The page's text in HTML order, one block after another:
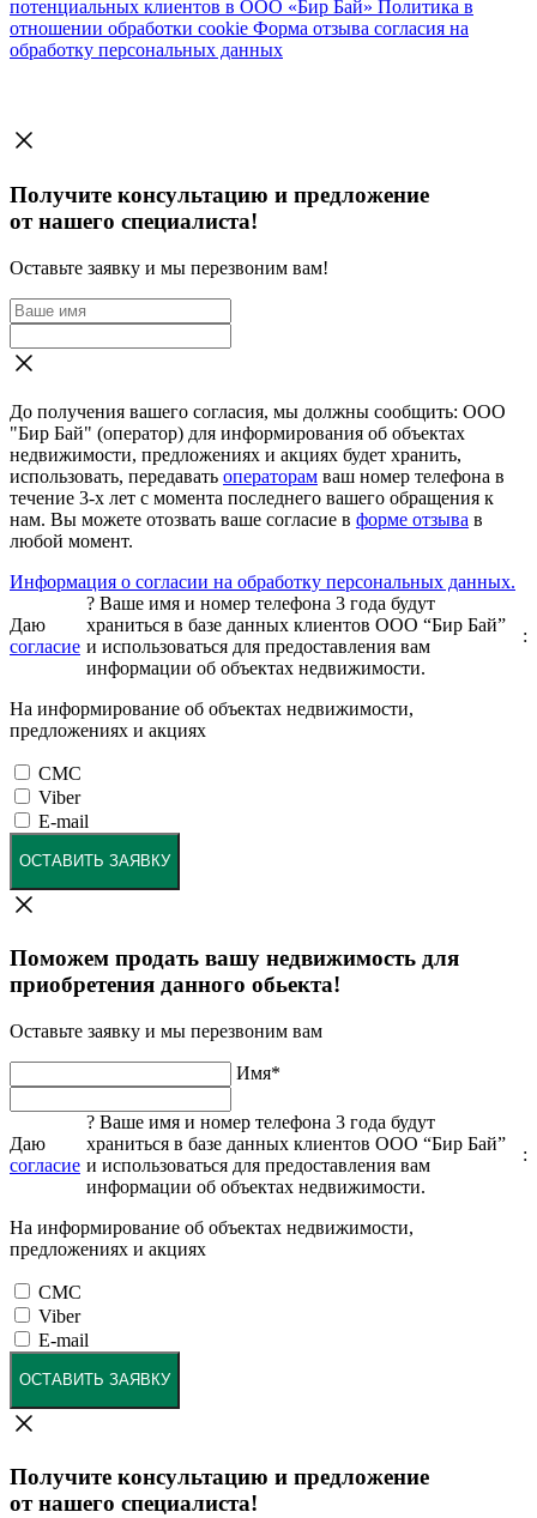
потенциальных клиентов в ООО «Бир Бай» Политика в
отношении обработки cookie Форма отзыва согласия на
обработку персональных данных
Получите консультацию и предложение
от нашего специалиста!
Оставьте заявку и мы перезвоним вам!
До получения вашего согласия, мы должны сообщить: ООО
"Бир Бай" (оператор) для информирования об объектах
недвижимости, предложениях и акциях будет хранить,
использовать, передавать операторам ваш номер телефона в
течение 3-х лет с момента последнего вашего обращения к
нам. Вы можете отозвать ваше согласие в форме отзыва в
любой момент.
Информация о согласии на обработку персональных данных.
Даю
согласие
? Ваше имя и номер телефона 3 года будут
храниться в базе данных клиентов ООО “Бир Бай”
и использоваться для предоставления вам
информации об объектах недвижимости.
:
На информирование об объектах недвижимости,
предложениях и акциях
СМС
Viber
E-mail
ОСТАВИТЬ ЗАЯВКУ
Поможем продать вашу недвижимость для
приобретения данного обьекта!
Оставьте заявку и мы перезвоним вам
Имя*
Даю
согласие
? Ваше имя и номер телефона 3 года будут
храниться в базе данных клиентов ООО “Бир Бай”
и использоваться для предоставления вам
информации об объектах недвижимости.
:
На информирование об объектах недвижимости,
предложениях и акциях
СМС
Viber
E-mail
ОСТАВИТЬ ЗАЯВКУ
Получите консультацию и предложение
от нашего специалиста!